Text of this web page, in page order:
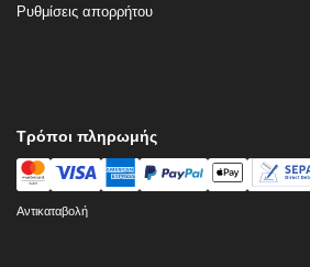
Ρυθμίσεις απορρήτου
Τρόποι πληρωμής
Αντικαταβολή